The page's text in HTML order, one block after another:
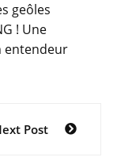
geôles
! Une
entendeur
Post